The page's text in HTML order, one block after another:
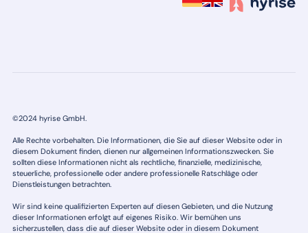
©2024 hyrise GmbH.
Alle Rechte vorbehalten. Die Informationen, die Sie auf dieser Website oder in
diesem Dokument finden, dienen nur allgemeinen Informationszwecken. Sie
sollten diese Informationen nicht als rechtliche, finanzielle, medizinische,
steuerliche, professionelle oder andere professionelle Ratschläge oder
Dienstleistungen betrachten.
Wir sind keine qualifizierten Experten auf diesen Gebieten, und die Nutzung
dieser Informationen erfolgt auf eigenes Risiko. Wir bemühen uns
sicherzustellen, dass die auf dieser Website oder in diesem Dokument